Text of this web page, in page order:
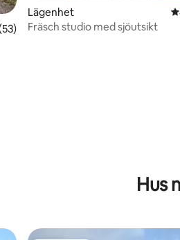
5 i genomsnittligt betyg, 53 omdömen
Lägenhet
Fräsch studio med sjöutsikt
Hus